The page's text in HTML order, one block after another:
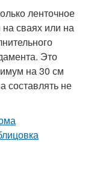
ленточное
сваях или на
Это
на 30 см
составлять не